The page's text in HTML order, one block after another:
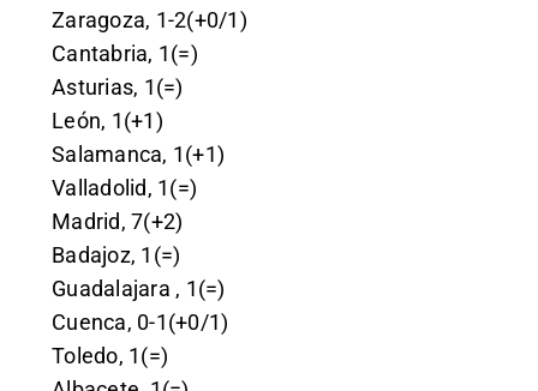
Zaragoza, 1-2(+0/1)
Cantabria, 1(=)
Asturias, 1(=)
León, 1(+1)
Salamanca, 1(+1)
Valladolid, 1(=)
Madrid, 7(+2)
Badajoz, 1(=)
Guadalajara , 1(=)
Cuenca, 0-1(+0/1)
Toledo, 1(=)